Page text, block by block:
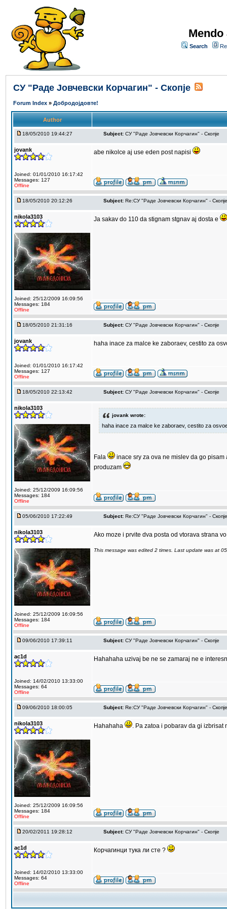
Search
СУ "Раде Јовчевски Корчагин" - Скопје
Forum Index » Добродојдовте!
Author
18/05/2010 19:44:27 Subject: СУ "Раде Јовчевски Корчагин" - Скопје
jovank
Joined: 01/01/2010 16:17:42
Messages: 127
Offline
abe nikolce aj use eden post napisi
18/05/2010 20:12:26 Subject: Re:СУ "Раде Јовчевски Корчагин" - Скопје
nikola3103
Joined: 25/12/2009 16:09:56
Messages: 184
Offline
Ja sakav do 110 da stignam stgnav aj dosta e
18/05/2010 21:31:16 Subject: СУ "Раде Јовчевски Корчагин" - Скопје
jovank
Joined: 01/01/2010 16:17:42
Messages: 127
Offline
haha inace za malce ke zaboraev, cestito za
18/05/2010 22:13:42 Subject: СУ "Раде Јовчевски Корчагин" - Скопје
nikola3103
Joined: 25/12/2009 16:09:56
Messages: 184
Offline
jovank wrote:
haha inace za malce ke zaboraev, cestito za
Fala
inace sry za ova ne mislev da go
produzam
05/06/2010 17:22:49 Subject: Re:СУ "Раде Јовчевски Корчагин" - Скопје
nikola3103
Joined: 25/12/2009 16:09:56
Messages: 184
Offline
Ako moze i prvite dva posta od vtorava strana
This message was edited 2 times. Last update was at
09/06/2010 17:39:11 Subject: СУ "Раде Јовчевски Корчагин" - Скопје
ac1d
Joined: 14/02/2010 13:33:00
Messages: 64
Offline
Hahahaha uzivaj be ne se zamaraj ne e
09/06/2010 18:00:05 Subject: Re:СУ "Раде Јовчевски Корчагин" - Скопје
nikola3103
Joined: 25/12/2009 16:09:56
Messages: 184
Offline
Hahahaha . Pa zatoa i pobarav da gi
20/02/2011 19:28:12 Subject: СУ "Раде Јовчевски Корчагин" - Скопје
ac1d
Joined: 14/02/2010 13:33:00
Messages: 64
Offline
Корчагинци тука ли сте ?